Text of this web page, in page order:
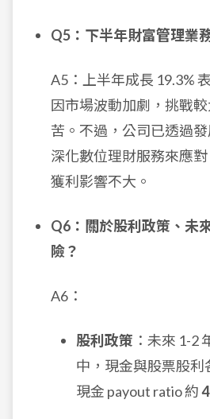
Q5：下半年財富管理業
A5：上半年成長 19.3%
因市場波動加劇，挑戰
苦。不過，公司已透過
深化數位理財服務來應
獲利影響不大。
Q6：關於股利政策、未
險？
A6：
股利政策 ：未來 1-2
中，現金與股票股
現金 payout ratio 約